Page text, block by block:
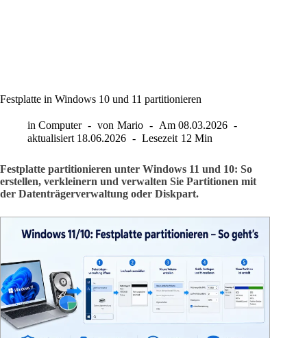
Festplatte in Windows 10 und 11 partitionieren
in Computer von Mario Am 08.03.2026
aktualisiert 18.06.2026 Lesezeit 12 Min
Festplatte partitionieren unter Windows 11 und 10: So
erstellen, verkleinern und verwalten Sie Partitionen mit
der Datenträgerverwaltung oder Diskpart.